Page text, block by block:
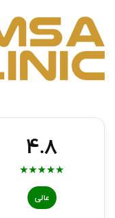
4.8
★
★
★
★
★
عالی